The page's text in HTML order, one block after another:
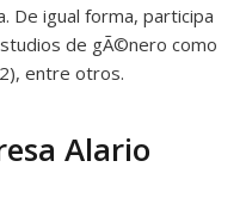
De igual forma, participa
de gÃ©nero como
entre otros.
Alario